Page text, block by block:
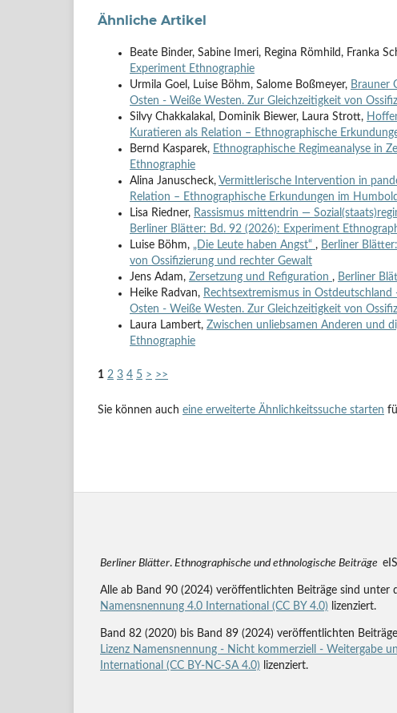
Ähnliche Artikel
Beate Binder, Sabine Imeri, Regina Römhild, Franka
Experiment Ethnographie
Urmila Goel, Luise Böhm, Salome Boßmeyer, Brauner
Osten - Weiße Westen. Zur Gleichzeitigkeit von
Silvy Chakkalakal, Dominik Biewer, Laura Strott,
Kuratieren als Relation – Ethnographische
Bernd Kasparek, Ethnographische Regimeanalyse in
Ethnographie
Alina Januscheck, Vermittlerische Intervention in
Relation – Ethnographische Erkundungen im
Lisa Riedner, Rassismus mittendrin —
Berliner Blätter: Bd. 92 (2026): Experiment
Luise Böhm, „Die Leute haben Angst“ , Berliner
von Ossifizierung und rechter Gewalt
Jens Adam, Zersetzung und Refiguration , Berliner
Heike Radvan, Rechtsextremismus in Ostdeutschland
Osten - Weiße Westen. Zur Gleichzeitigkeit von
Laura Lambert, Zwischen unliebsamen Anderen und
Ethnographie
1 2 3 4 5 > >>
Sie können auch eine erweiterte Ähnlichkeitssuche starten
Berliner Blätter. Ethnographische und ethnologische Beiträge
Alle ab Band 90 (2024) veröffentlichten Beiträge sind unter
Namensnennung 4.0 International (CC BY 4.0) lizenziert.
Band 82 (2020) bis Band 89 (2024) veröffentlichten
Lizenz Namensnennung - Nicht kommerziell - Weitergabe
International (CC BY-NC-SA 4.0) lizenziert.